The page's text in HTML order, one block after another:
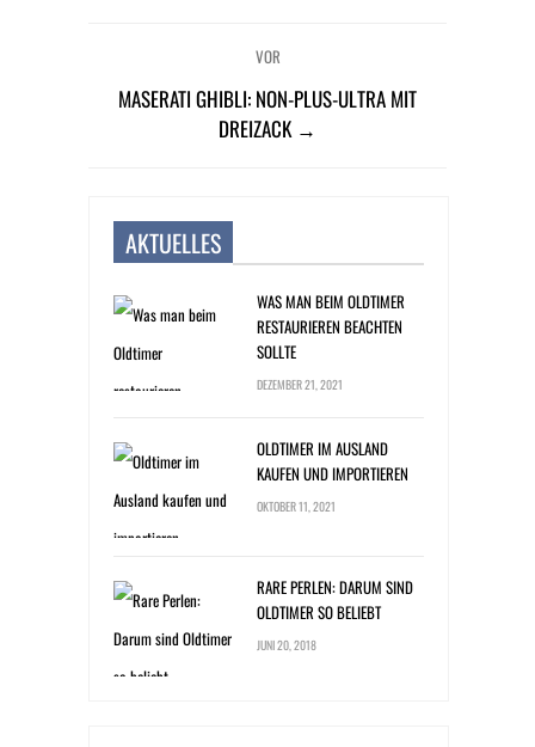
VOR
MASERATI GHIBLI: NON-PLUS-ULTRA MIT
DREIZACK →
AKTUELLES
WAS MAN BEIM OLDTIMER
RESTAURIEREN BEACHTEN
SOLLTE
DEZEMBER 21, 2021
OLDTIMER IM AUSLAND
KAUFEN UND IMPORTIEREN
OKTOBER 11, 2021
RARE PERLEN: DARUM SIND
OLDTIMER SO BELIEBT
JUNI 20, 2018